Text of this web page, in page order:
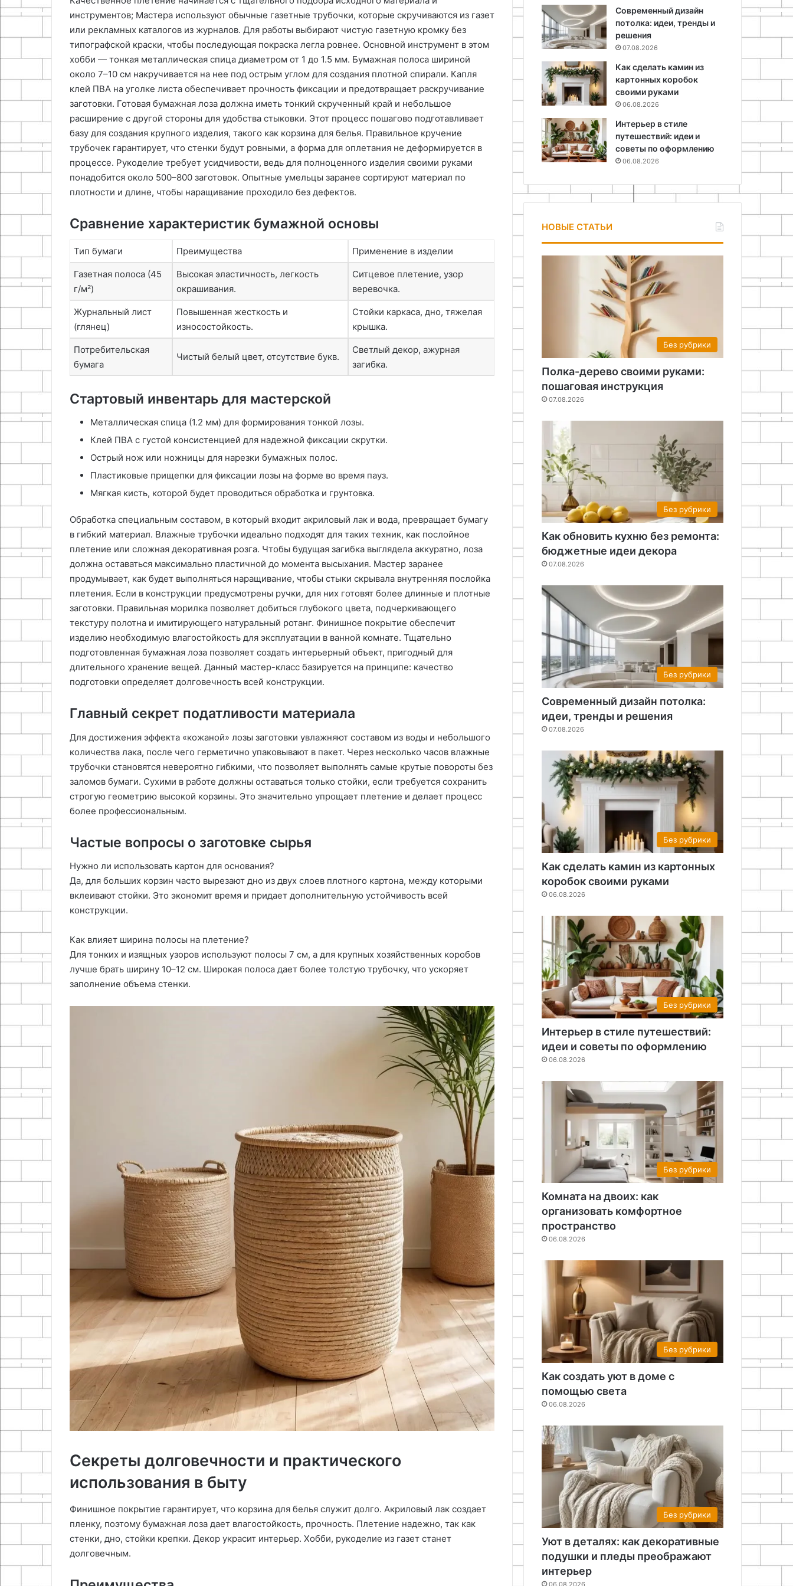
инструментов; Мастера используют обычные газетные трубочки, которые скручиваются из газет
или рекламных каталогов из журналов. Для работы выбирают чистую газетную кромку без
типографской краски, чтобы последующая покраска легла ровнее. Основной инструмент в этом
хобби — тонкая металлическая спица диаметром от 1 до 1.5 мм. Бумажная полоса шириной
около 7–10 см накручивается на нее под острым углом для создания плотной спирали. Капля
клей ПВА на уголке листа обеспечивает прочность фиксации и предотвращает раскручивание
заготовки. Готовая бумажная лоза должна иметь тонкий скрученный край и небольшое
расширение с другой стороны для удобства стыковки. Этот процесс пошагово подготавливает
базу для создания крупного изделия, такого как корзина для белья. Правильное кручение
трубочек гарантирует, что стенки будут ровными, а форма для оплетания не деформируется в
процессе. Рукоделие требует усидчивости, ведь для полноценного изделия своими руками
понадобится около 500–800 заготовок. Опытные умельцы заранее сортируют материал по
плотности и длине, чтобы наращивание проходило без дефектов.
Сравнение характеристик бумажной основы
Тип бумаги Преимущества Применение в изделии
Газетная полоса (45
г/м²)
Высокая эластичность, легкость
окрашивания.
Ситцевое плетение, узор
веревочка.
Журнальный лист
(глянец)
Повышенная жесткость и
износостойкость.
Стойки каркаса, дно, тяжелая
крышка.
Потребительская
бумага
Чистый белый цвет, отсутствие букв.
Светлый декор, ажурная
загибка.
Стартовый инвентарь для мастерской
Металлическая спица (1.2 мм) для формирования тонкой лозы.
Клей ПВА с густой консистенцией для надежной фиксации скрутки.
Острый нож или ножницы для нарезки бумажных полос.
Пластиковые прищепки для фиксации лозы на форме во время пауз.
Мягкая кисть, которой будет проводиться обработка и грунтовка.
Обработка специальным составом, в который входит акриловый лак и вода, превращает бумагу
в гибкий материал. Влажные трубочки идеально подходят для таких техник, как послойное
плетение или сложная декоративная розга. Чтобы будущая загибка выглядела аккуратно, лоза
должна оставаться максимально пластичной до момента высыхания. Мастер заранее
продумывает, как будет выполняться наращивание, чтобы стыки скрывала внутренняя послойка
плетения. Если в конструкции предусмотрены ручки, для них готовят более длинные и плотные
заготовки. Правильная морилка позволяет добиться глубокого цвета, подчеркивающего
текстуру полотна и имитирующего натуральный ротанг. Финишное покрытие обеспечит
изделию необходимую влагостойкость для эксплуатации в ванной комнате. Тщательно
подготовленная бумажная лоза позволяет создать интерьерный объект, пригодный для
длительного хранение вещей. Данный мастер-класс базируется на принципе: качество
подготовки определяет долговечность всей конструкции.
Главный секрет податливости материала
Для достижения эффекта «кожаной» лозы заготовки увлажняют составом из воды и небольшого
количества лака, после чего герметично упаковывают в пакет. Через несколько часов влажные
трубочки становятся невероятно гибкими, что позволяет выполнять самые крутые повороты без
заломов бумаги. Сухими в работе должны оставаться только стойки, если требуется сохранить
строгую геометрию высокой корзины. Это значительно упрощает плетение и делает процесс
более профессиональным.
Частые вопросы о заготовке сырья
Нужно ли использовать картон для основания?
Да, для больших корзин часто вырезают дно из двух слоев плотного картона, между которыми
вклеивают стойки. Это экономит время и придает дополнительную устойчивость всей
конструкции.
Как влияет ширина полосы на плетение?
Для тонких и изящных узоров используют полосы 7 см, а для крупных хозяйственных коробов
лучше брать ширину 10–12 см. Широкая полоса дает более толстую трубочку, что ускоряет
заполнение объема стенки.
Секреты долговечности и практического
использования в быту
Финишное покрытие гарантирует, что корзина для белья служит долго. Акриловый лак создает
пленку, поэтому бумажная лоза дает влагостойкость, прочность. Плетение надежно, так как
стенки, дно, стойки крепки. Декор украсит интерьер. Хобби, рукоделие из газет станет
долговечным.
Современный дизайн
потолка: идеи, тренды и
решения
07.08.2026
Как сделать камин из
картонных коробок
своими руками
06.08.2026
Интерьер в стиле
путешествий: идеи и
советы по оформлению
06.08.2026
НОВЫЕ СТАТЬИ
Без рубрики
Полка-дерево своими руками:
пошаговая инструкция
07.08.2026
Без рубрики
Как обновить кухню без ремонта:
бюджетные идеи декора
07.08.2026
Без рубрики
Современный дизайн потолка:
идеи, тренды и решения
07.08.2026
Без рубрики
Как сделать камин из картонных
коробок своими руками
06.08.2026
Без рубрики
Интерьер в стиле путешествий:
идеи и советы по оформлению
06.08.2026
Без рубрики
Комната на двоих: как
организовать комфортное
пространство
06.08.2026
Без рубрики
Как создать уют в доме с
помощью света
06.08.2026
Без рубрики
Уют в деталях: как декоративные
подушки и пледы преображают
интерьер
06.08.2026